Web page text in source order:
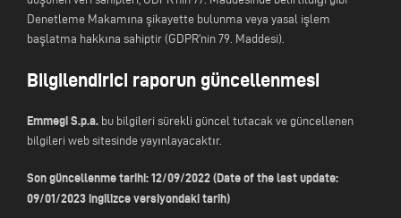
Denetleme Makamına şikayette bulunma veya yasal işlem
başlatma hakkına sahiptir (GDPR'nin 79. Maddesi).
Bilgilendirici raporun güncellenmesi
Emmegi S.p.a. bu bilgileri sürekli güncel tutacak ve güncellenen
bilgileri web sitesinde yayınlayacaktır.
Son güncellenme tarihi: 12/09/2022 (Date of the last update:
09/01/2023 ingilizce versiyondaki tarih)